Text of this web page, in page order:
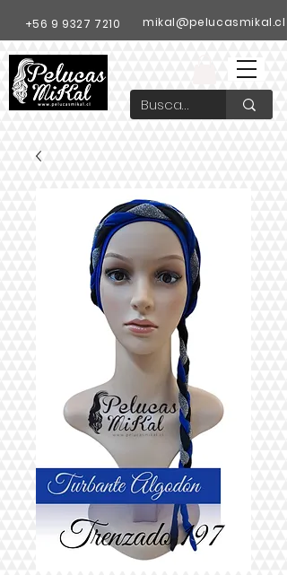
+56 9 9327 7210 mikal@pelucasmikal.cl